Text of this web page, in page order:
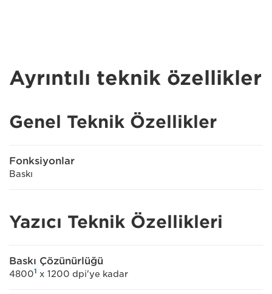
Ayrıntılı teknik özellikler
Genel Teknik Özellikler
Fonksiyonlar
Baskı
Yazıcı Teknik Özellikleri
Baskı Çözünürlüğü
48001 x 1200 dpi'ye kadar